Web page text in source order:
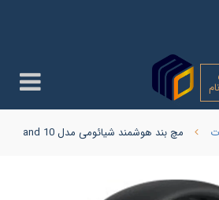
مچ بند هوشمند شیائومی مدل Mi Band 10 گلوبال ( امکان ارسال با پیک کالای با گارانتی همان روز برای تهران و کرج )